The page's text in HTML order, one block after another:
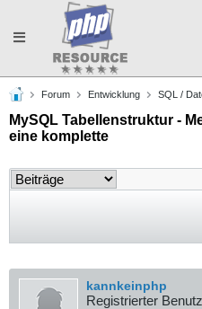
Toggle
navigation
Forum Entwicklung SQL /
MySQL Tabellenstruktur -
eine komplette
kannkeinphp
Registrierter